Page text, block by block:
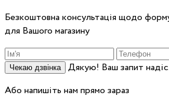
Безкоштовна консультація щодо
для Вашого магазину
Чекаю дзвінка
Дякую! Ваш запит
Або напишіть нам прямо зараз